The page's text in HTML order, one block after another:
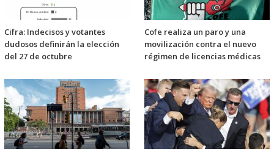
Cifra: Indecisos y votantes
dudosos definirán la elección
del 27 de octubre
Cofe realiza un paro y una
movilización contra el nuevo
régimen de licencias médicas